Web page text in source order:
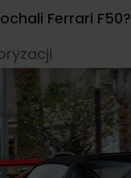
Ferrari F50?